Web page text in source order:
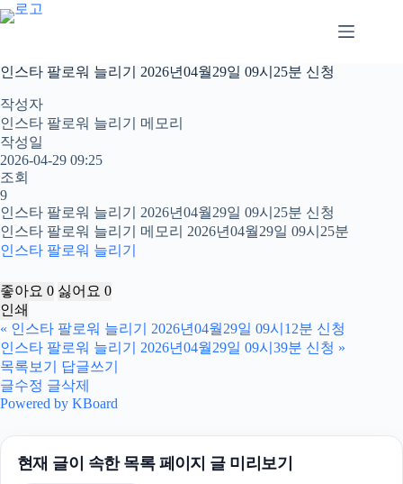
본
문
로
건
너
뛰
기
인스타 팔로워 늘리기 2026년04월29일 09시25분 신청
작성자
인스타 팔로워 늘리기 메모리
작성일
2026-04-29 09:25
조회
9
인스타 팔로워 늘리기 2026년04월29일 09시25분 신청
인스타 팔로워 늘리기 메모리 2026년04월29일 09시25분
인스타 팔로워 늘리기
좋아요 0 싫어요 0
인쇄
« 인스타 팔로워 늘리기 2026년04월29일 09시12분 신청
인스타 팔로워 늘리기 2026년04월29일 09시39분 신청 »
목록보기
답글쓰기
글수정 글삭제
Powered by KBoard
현재 글이 속한 목록 페이지 글 미리보기